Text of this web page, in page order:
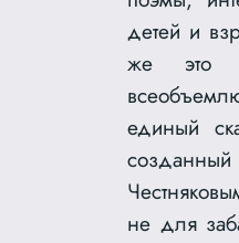
детей и
же это
единый
не для